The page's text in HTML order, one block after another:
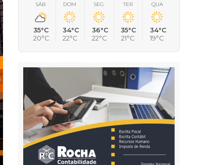
SÁB
35°C
20°C
DOM
34°C
22°C
SEG
36°C
22°C
TER
35°C
21°C
QUA
34°C
19°C